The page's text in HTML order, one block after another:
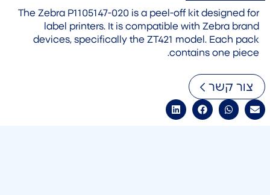
The Zebra P1105147-020 is a peel-off kit designed for
label printers. It is compatible with Zebra brand
devices, specifically the ZT421 model. Each pack
contains one piece.
צור קשר